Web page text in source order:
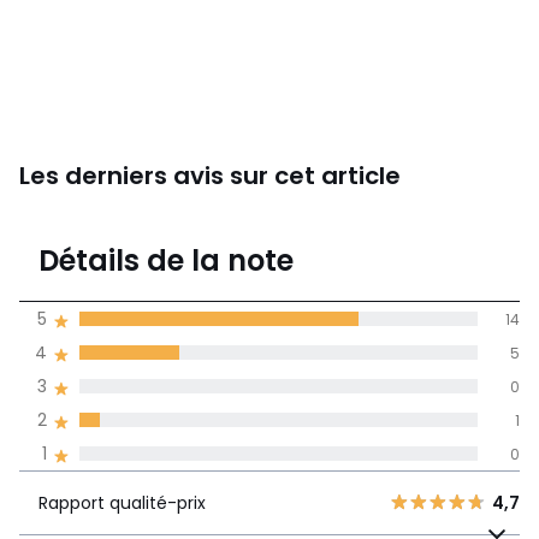
Les derniers avis sur cet article
4,6
moyenne des avis
dans toutes les
3 0
4
5 4,7
Détails de la note
1 0
2 1
3 0
4 5
5 14
Rapport qualité-prix 4,7